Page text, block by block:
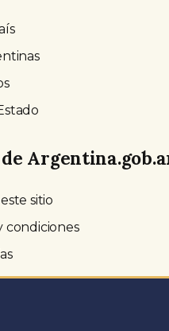
sitio
condiciones